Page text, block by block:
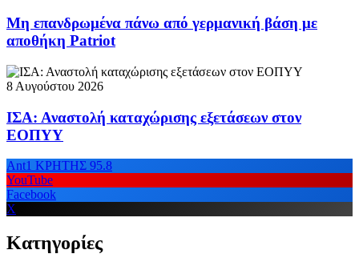
Μη επανδρωμένα πάνω από γερμανική βάση με
αποθήκη Patriot
8 Αυγούστου 2026
ΙΣΑ: Αναστολή καταχώρισης εξετάσεων στον
ΕΟΠΥΥ
Ant1 ΚΡΗΤΗΣ 95.8
YouTube
Facebook
X
Κατηγορίες